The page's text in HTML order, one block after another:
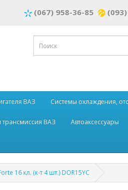
(067) 958-36-85
ВАЗ Системы охлаждения,
трансмиссия ВАЗ Автоаксессуары
16 кл. (к-т 4 шт.) DOR15YC